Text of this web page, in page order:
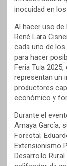
inocuidad en
Al hacer uso de
René Lara
cada uno de
para hacer
Feria Tula
representan un
productores
económico y
Durante el
Amaya García,
Forestal;
Extensionismo
Desarrollo Rural